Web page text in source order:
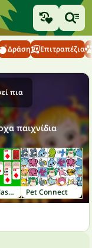
Δράση Επιτραπέζια
πια
παιχνίδια
Solitaire Classic Pet Connect